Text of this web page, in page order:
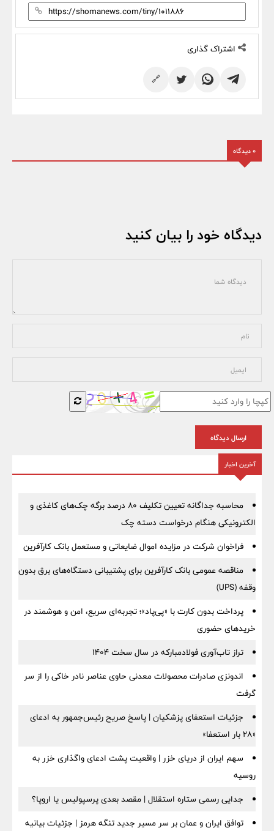
اشتراک گذاری
🔗
0 دیدگاه
دیدگاه خود را بیان کنید
ارسال دیدگاه
آخرین اخبار
محاسبه جداگانه تعیین تکلیف 80 درصد برگه چک‌های کاغذی و
الکترونیکی هنگام درخواست دسته چک
فراخوان شرکت در مزایده اموال ضایعاتی و مستعمل بانک کارآفرین
مناقصه عمومی بانک کارآفرین برای پشتیبانی دستگاه‌های برق بدون
وقفه (UPS)
پرداخت بدون کارت با «پی‌پاد»؛ تجربه‌ای سریع، امن و هوشمند در
خریدهای حضوری
تراز تاب‌آوری فولادمبارکه در سال سخت ۱۴۰۴
اندونزی صادرات محصولات معدنی حاوی عناصر نادر خاکی را از سر
گرفت
جزئیات استعفای پزشکیان | پاسخ صریح رئیس‌جمهور به ادعای
«۲۸ بار استعفا»
سهم ایران از دریای خزر | واقعیت پشت ادعای واگذاری خزر به
روسیه
جدایی رسمی ستاره استقلال | مقصد بعدی پرسپولیس یا اروپا؟
توافق ایران و عمان بر سر مسیر جدید تنگه هرمز | جزئیات بیانیه